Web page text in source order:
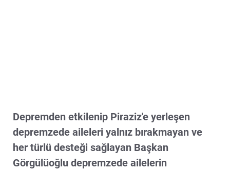
Depremden etkilenip Piraziz'e yerleşen
depremzede aileleri yalnız bırakmayan ve
her türlü desteği sağlayan Başkan
Görgülüoğlu depremzede ailelerin